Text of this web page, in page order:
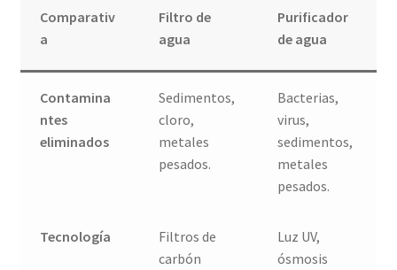
Comparativ
a
Filtro de
agua
Purificador
de agua
Contamina
ntes
eliminados
Sedimentos,
cloro,
metales
pesados.
Bacterias,
virus,
sedimentos,
metales
pesados.
Tecnología
Filtros de
carbón
Luz UV,
ósmosis